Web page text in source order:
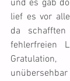
und es gab
lief es vor
da
fehlerfreien